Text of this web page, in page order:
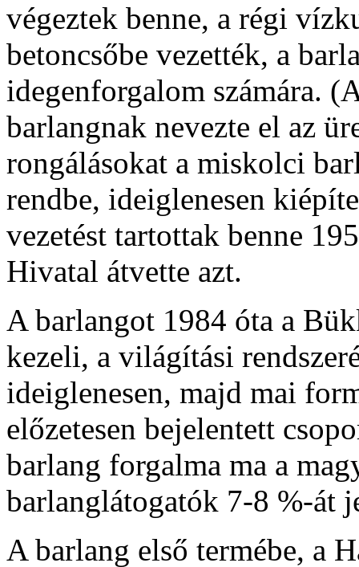
végeztek benne, a régi
betoncsőbe vezették, a
idegenforgalom számára.
barlangnak nevezte el az
rongálásokat a miskolci
rendbe, ideiglenesen
vezetést tartottak benne
Hivatal átvette azt.
A barlangot 1984 óta a
kezeli, a világítási
ideiglenesen, majd mai
előzetesen bejelentett
barlang forgalma ma a
barlanglátogatók 7-8 %-át
A barlang első termébe, a